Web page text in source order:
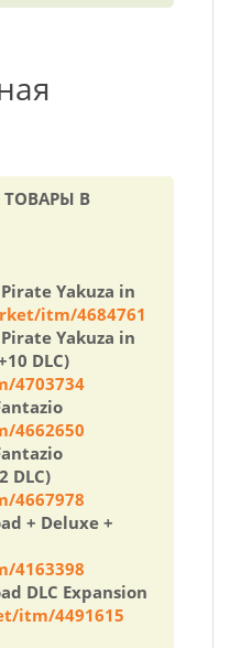
ТОВАРЫ В
Yakuza in
itm/4684761
Yakuza in
DLC)
4703734
4662650
DLC)
4667978
+ Deluxe +
4163398
DLC Expansion
itm/4491615